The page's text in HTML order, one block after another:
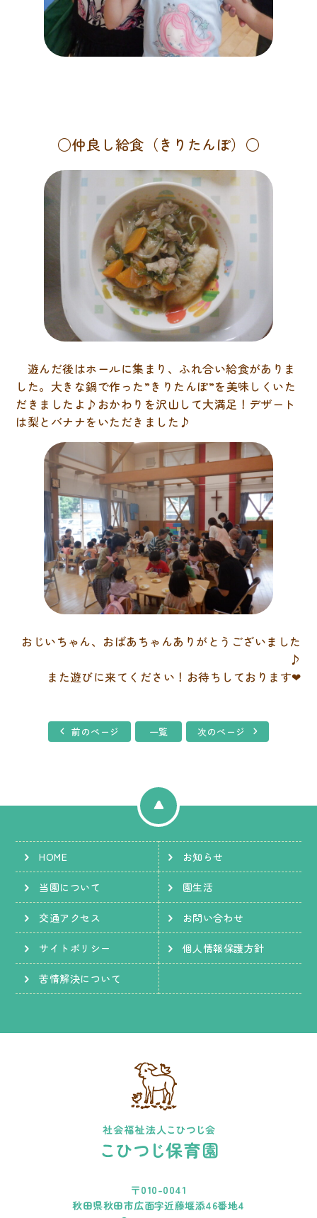
○仲良し給食（きりたんぽ）○
遊んだ後はホールに集まり、ふれ合い給食がありま
した。大きな鍋で作った”きりたんぽ”を美味しくいた
だきましたよ♪おかわりを沢山して大満足！デザート
は梨とバナナをいただきました♪
おじいちゃん、おばあちゃんありがとうございました
♪
また遊びに来てください！お待ちしております❤
前のページ 一覧 次のページ
HOME お知らせ
当園について 園生活
交通アクセス お問い合わせ
サイトポリシー 個人情報保護方針
苦情解決について
〒010-0041
秋田県秋田市広面字近藤堰添46番地4